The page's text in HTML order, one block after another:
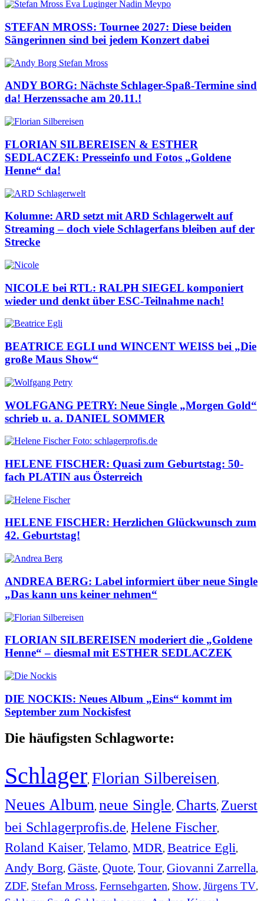
STEFAN MROSS: Tournee 2027: Diese beiden
Sängerinnen sind bei jedem Konzert dabei
ANDY BORG: Nächste Schlager-Spaß-Termine sind
da! Herzenssache am 20.11.!
FLORIAN SILBEREISEN & ESTHER
SEDLACZEK: Presseinfo und Fotos „Goldene
Henne“ da!
Kolumne: ARD setzt mit ARD Schlagerwelt auf
Streaming – doch viele Schlagerfans bleiben auf der
Strecke
NICOLE bei RTL: RALPH SIEGEL komponiert
wieder und denkt über ESC-Teilnahme nach!
BEATRICE EGLI und WINCENT WEISS bei „Die
große Maus Show“
WOLFGANG PETRY: Neue Single „Morgen Gold“
schrieb u. a. DANIEL SOMMER
HELENE FISCHER: Quasi zum Geburtstag: 50-
fach PLATIN aus Österreich
HELENE FISCHER: Herzlichen Glückwunsch zum
42. Geburtstag!
ANDREA BERG: Label informiert über neue Single
„Das kann uns keiner nehmen“
FLORIAN SILBEREISEN moderiert die „Goldene
Henne“ – diesmal mit ESTHER SEDLACZEK
DIE NOCKIS: Neues Album „Eins“ kommt im
September zum Nockisfest
Die häufigsten Schlagworte:
Schlager, Florian Silbereisen,
Neues Album, neue Single, Charts, Zuerst
bei Schlagerprofis.de, Helene Fischer,
Roland Kaiser, Telamo, MDR, Beatrice Egli,
Andy Borg, Gäste, Quote, Tour, Giovanni Zarrella,
ZDF, Stefan Mross, Fernsehgarten, Show, Jürgens TV,